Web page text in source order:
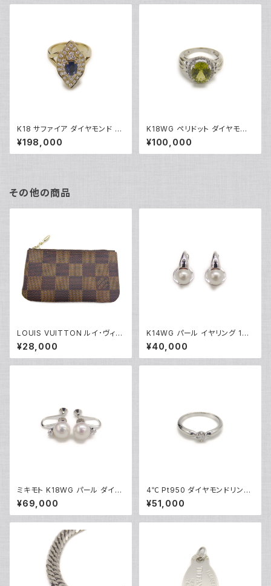
K18 サファイア ダイヤモンド デ
ザインリング 18金 指輪 12号 Y
05246
¥198,000
K18WG ペリドット ダイヤモンド
デザインリング 18金 ホワイトゴ
ールド 指輪 9号 Y04916
¥100,000
その他の商品
LOUIS VUITTON ルイ･ヴィト
ン ポシェットクレ ダミエ エベヌ
コインケース N62658 Y0464
9
¥28,000
K14WG パール イヤリング 14
金 クリップ式 Y05249
¥40,000
ミキモト K18WG パール ダイヤ
モンド イヤリング 18金 ホワイト
ゴールド ネジ式 Y05248
¥69,000
4℃ Pt950 ダイヤモンドリング
プラチナ 指輪 8号 Y05243
¥51,000